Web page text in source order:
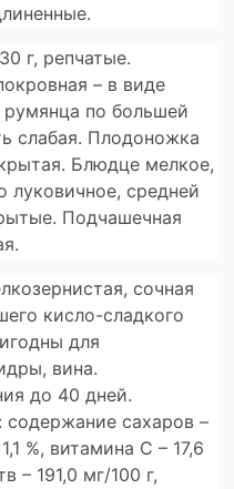
г, репчатые.
– в виде
по большей
слабая. Плодоножка
Блюдце мелкое,
луковичное, средней
Подчашечная
сочная
кисло-сладкого
для
вина.
до 40 дней.
сахаров –
%, витамина С – 17,6
– 191,0 мг/100 г,